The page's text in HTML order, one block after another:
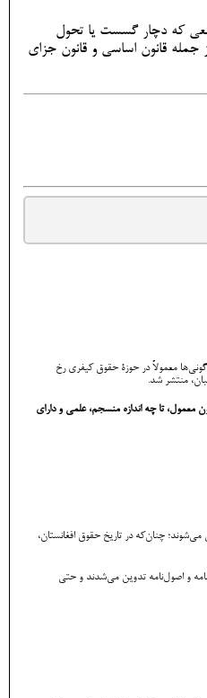
که دچار گسست یا تحول
قانون اساسی و قانون جزای
معمولاً در حوزۀ حقوق کیفری رخ
منتشر شد.
تا چه اندازه منسجم، علمی و دارای
چنان‌که در تاریخ حقوق افغانستان،
شرایط اجتماعی، اسناد تقنینی با عناوینی چون نظام‌نامه و اصول‌نامه تدوین می‌شدند و حتی